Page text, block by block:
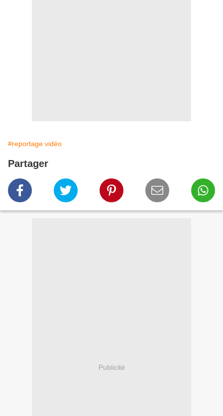
#reportage vidéo
Partager
Publicité